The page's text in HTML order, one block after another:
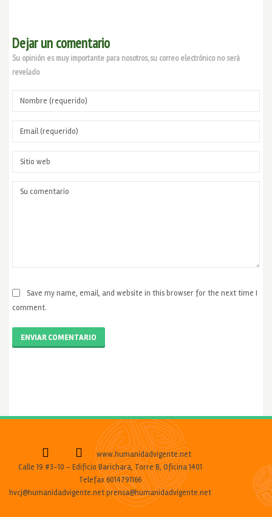
Dejar un comentario
Su opinión es muy importante para nosotros, su correo electrónico no será
revelado
Save my name, email, and website in this browser for the next time I
comment.
ENVIAR COMENTARIO
www.humanidadvigente.net
Calle 19 #3-10 - Edificio Barichara, Torre B, Oficina 1401
Telefax 6014791166
hvcj@humanidadvigente.net prensa@humanidadvigente.net